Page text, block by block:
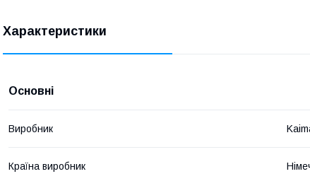
Характеристики
Основні
Виробник
Країна виробник